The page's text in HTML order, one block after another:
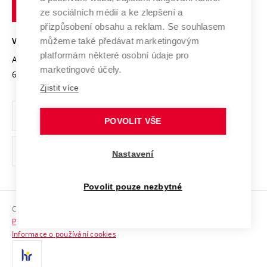
Open Science
Projekty
Projekty ze strukturálních fondů
Specifický výzkum
Mezinárodní dohody
Univerzitní sítě
Podnikavá univerzita / ContriBUTe
Bezpečná univerzita
Vyznamenání
Organizační struktura
Ochrana osobních údajů
odkaz)
Sociální bezpečí
HR Award
Kontakty
technické
Brně
VYSOKÉ UČENÍ TECHNICKÉ V BRNĚ
Antonínská 548/1
602 00 Brno
www.vut.cz
vut@vutbr.cz
Copyright © 2026 VUT
Prohlášení o přístupnosti
Informace o používání cookies
ze sociálních médií a ke zlepšení a
přizpůsobení obsahu a reklam. Se souhlasem
můžeme také předávat marketingovým
platformám některé osobní údaje pro
marketingové účely.
Zjistit více
POVOLIT VŠE
Nastavení
Povolit pouze nezbytné